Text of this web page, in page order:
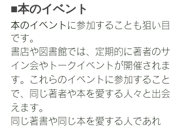
■本のイベント
本のイベント に参加することも狙い目
です。
書店や図書館では、定期的に著者のサ
イン会やトークイベントが開催されま
す。これらのイベントに参加すること
で、同じ著者や本を愛する人々と出会
えます。
同じ著書や同じ本を愛する人であれ